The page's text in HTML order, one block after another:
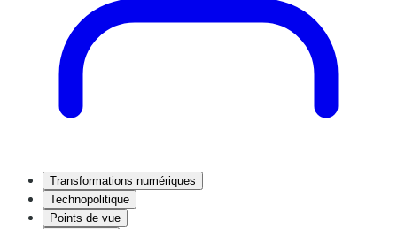
Transformations numériques
Technopolitique
Points de vue